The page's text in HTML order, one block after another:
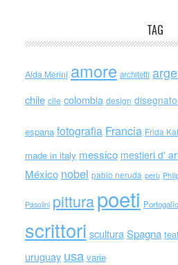
TAG
Alda Merini amore architetti
chile cile colombia design
espana fotografia Francia Frida
made in italy messico mestieri d'
México nobel pablo neruda perù
Pasolini pitturapoeti Portogallo
scrittori scultura Spagna
uruguay usa varie